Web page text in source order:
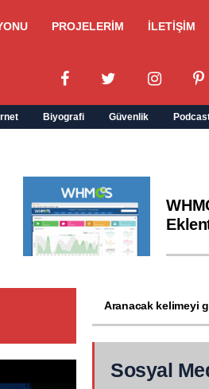
PROJELERİM İLETİŞİM
Biyografi Güvenlik
Sosyal